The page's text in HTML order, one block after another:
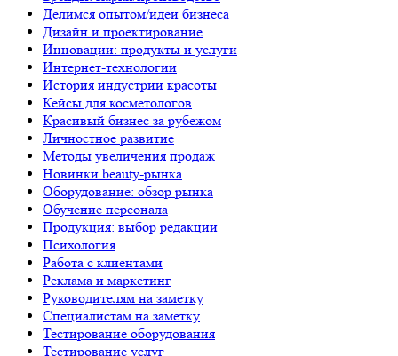
Делимся опытом/идеи бизнеса
Дизайн и проектирование
Инновации: продукты и услуги
Интернет-технологии
История индустрии красоты
Кейсы для косметологов
Красивый бизнес за рубежом
Личностное развитие
Методы увеличения продаж
Новинки beauty-рынка
Оборудование: обзор рынка
Обучение персонала
Продукция: выбор редакции
Психология
Работа с клиентами
Реклама и маркетинг
Руководителям на заметку
Специалистам на заметку
Тестирование оборудования
Тестирование услуг